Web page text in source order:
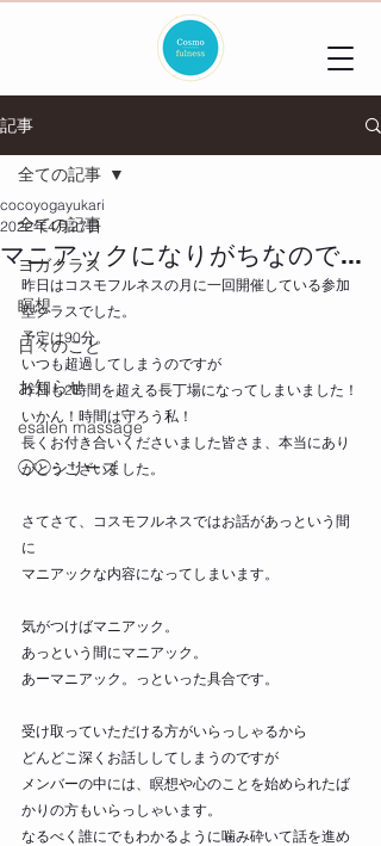
記事
全ての記事
ヨガクラス
瞑想
日々のこと
お知らせ
esalen massage
◯◯シリーズ
全ての記事
マニアックになりがちなので...
cocoyogayukari
2022年4月27日
昨日はコスモフルネスの月に一回開催している参加
型クラスでした。
予定は90分。
いつも超過してしまうのですが
昨日も2時間を超える長丁場になってしまいました！
いかん！時間は守ろう私！
長くお付き合いくださいました皆さま、本当にあり
がとうございました。
さてさて、コスモフルネスではお話があっという間
に
マニアックな内容になってしまいます。
気がつけばマニアック。
あっという間にマニアック。
あーマニアック。っといった具合です。
受け取っていただける方がいらっしゃるから
どんどこ深くお話ししてしまうのですが
メンバーの中には、瞑想や心のことを始められたば
かりの方もいらっしゃいます。
なるべく誰にでもわかるように噛み砕いて話を進め